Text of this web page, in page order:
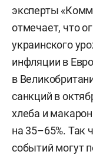
эксперты
отмечает, что
украинского
инфляции в
в
санкций в
хлеба и
на 35–65%. Так
событий могут